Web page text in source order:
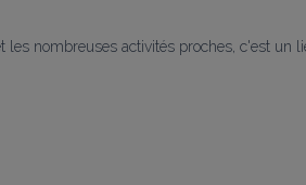
les nombreuses activités proches, c'est un